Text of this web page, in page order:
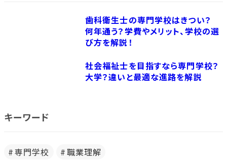
歯科衛生士の専門学校はきつい？
何年通う？学費やメリット、学校の選
び方を解説！
社会福祉士を目指すなら専門学校？
大学？違いと最適な進路を解説
キーワード
専門学校 職業理解